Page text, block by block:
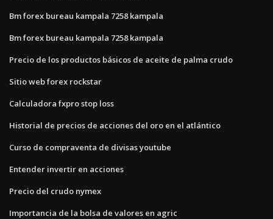
Bm forex bureau kampala 7258 kampala
Bm forex bureau kampala 7258 kampala
Precio de los productos básicos de aceite de palma crudo
Sitio web forex rockstar
Calculadora fxpro stop loss
Historial de precios de acciones del oro en el atlántico
Curso de compraventa de divisas youtube
Entender invertir en acciones
Precio del crudo nymex
Importancia de la bolsa de valores en agric